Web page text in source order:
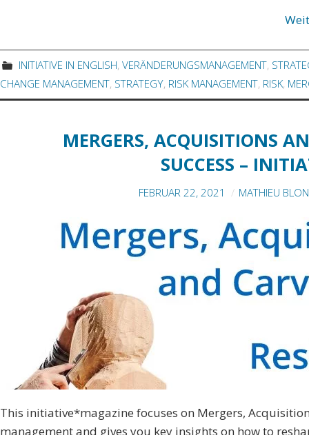
INITIATIVE IN ENGLISH,VERÄNDERUNGSMANAGEMENT,
CHANGE MANAGEMENT, STRATEGY, RISK MANAGEMENT, RISK,
MERGERS, ACQUISITIONS
SUCCESS –
FEBRUAR 22, 2021 MATHIEU
This initiative*magazine focuses on Mergers,
management and gives you key insights on how to